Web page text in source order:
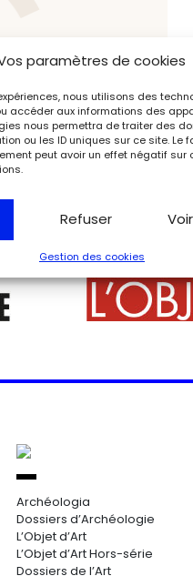
paramètres de cookies
nous utilisons des
accéder aux informations des
nous permettra de traiter des
ou les ID uniques sur ce site. Le
peut avoir un effet négatif sur
Refuser
Gestion des cookies
Archéologia
Dossiers d’Archéologie
L’Objet d’Art
L’Objet d’Art Hors-série
Dossiers de l’Art